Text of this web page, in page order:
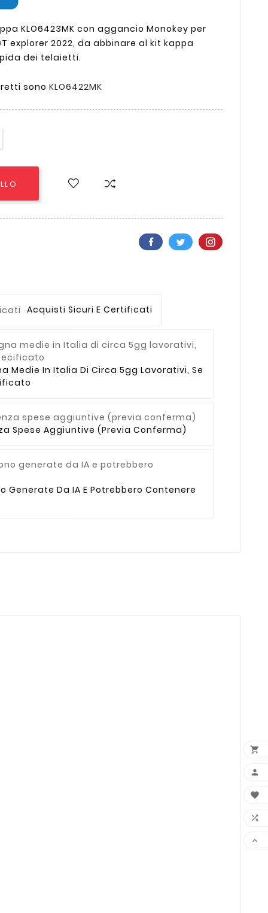
KLO6423MK con aggancio Monokey per
explorer 2022, da abbinare al kit kappa
dei telaietti.
sono KLO6422MK
Acquisti Sicuri E Certificati
Medie In Italia Di Circa 5gg Lavorativi, Se
Spese Aggiuntive (previa Conferma)
Generate Da IA E Potrebbero Contenere




